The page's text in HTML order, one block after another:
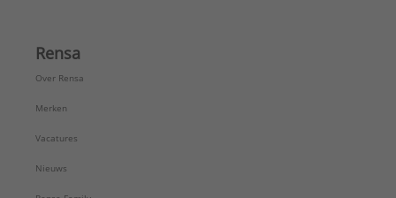
Rensa
Over Rensa
Merken
Vacatures
Nieuws